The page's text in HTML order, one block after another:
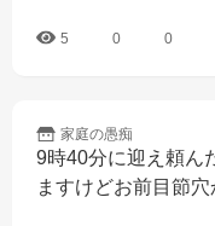
5 0 0
家庭の愚痴
9時40分に迎え頼ん
ますけどお前目節穴